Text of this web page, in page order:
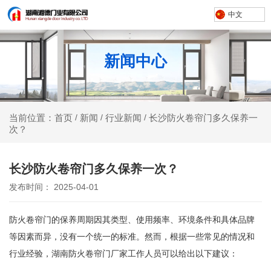
中文
新闻中心
当前位置：首页 / 新闻 / 行业新闻 / 长沙防火卷帘门多久保养一
次？
长沙防火卷帘门多久保养一次？
发布时间： 2025-04-01
防火卷帘门的保养周期因其类型、使用频率、环境条件和具体品牌
等因素而异，没有一个统一的标准。然而，根据一些常见的情况和
行业经验，湖南防火卷帘门厂家工作人员可以给出以下建议：